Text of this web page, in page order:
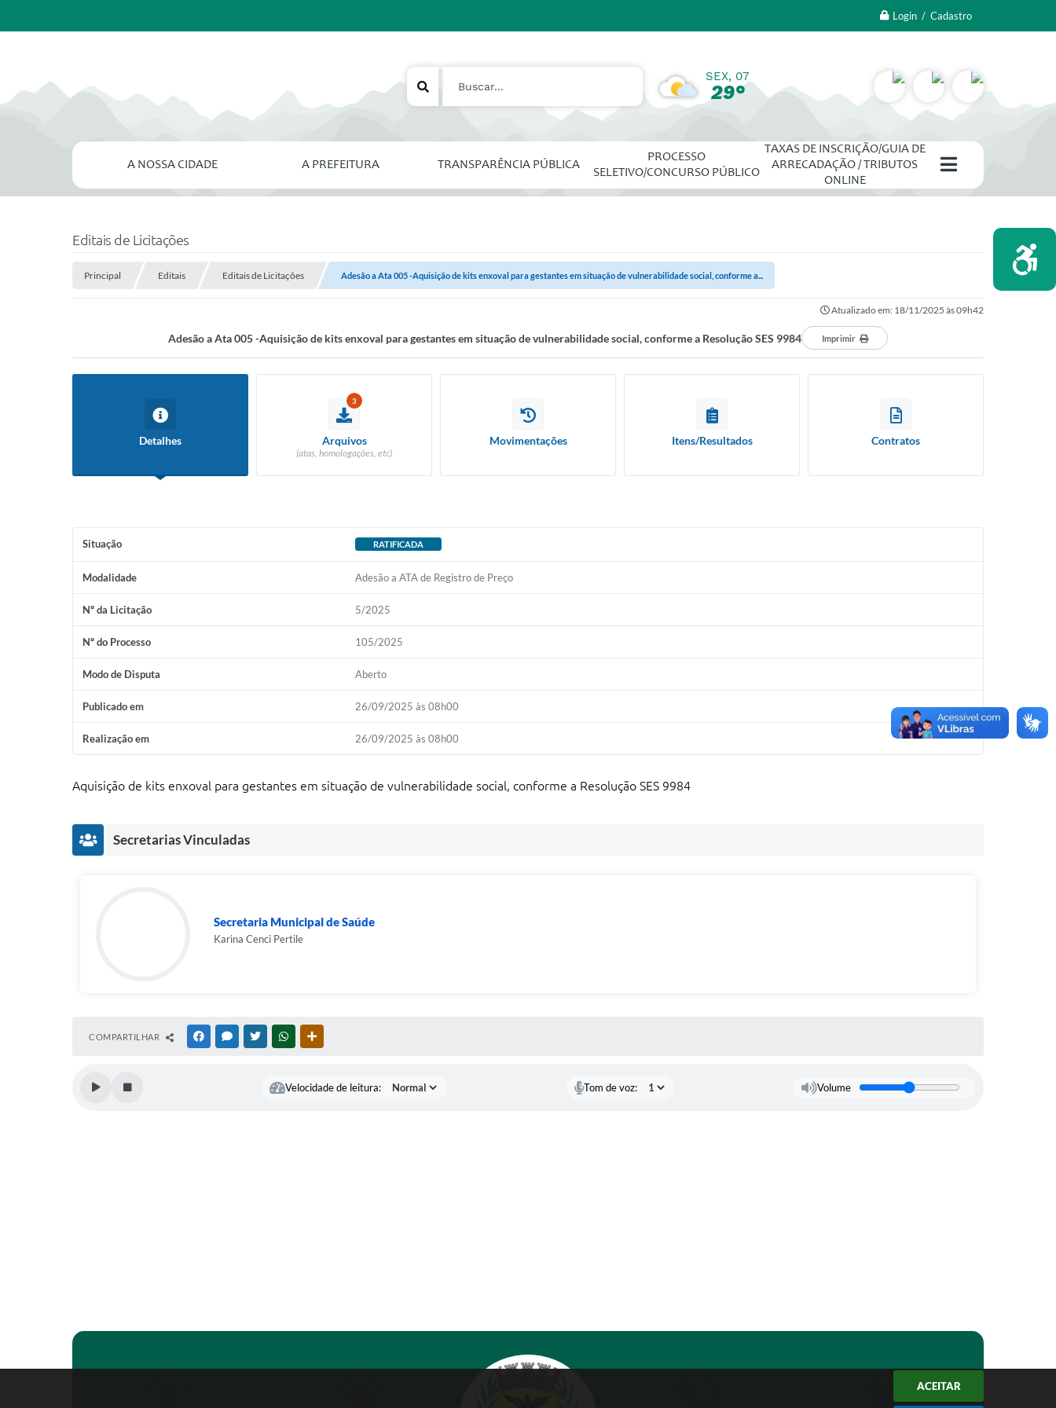
ACEITAR
Login / Cadastro
SEX, 07
29°
A NOSSA CIDADE A PREFEITURA TRANSPARÊNCIA PÚBLICA
PROCESSO
SELETIVO/CONCURSO PÚBLICO
TAXAS DE INSCRIÇÃO/GUIA DE
ARRECADAÇÃO / TRIBUTOS
ONLINE
Editais de Licitações
Principal Editais Editais de Licitações Adesão a Ata 005 -Aquisição de kits enxoval para gestantes em situação de vulnerabilidade social, conforme a...
Atualizado em: 18/11/2025 às 09h42
Adesão a Ata 005 -Aquisição de kits enxoval para gestantes em situação de vulnerabilidade social, conforme a Resolução SES 9984 Imprimir
Detalhes
3
Arquivos
(atas, homologações, etc)
Movimentações Itens/Resultados Contratos
Situação RATIFICADA
Modalidade Adesão a ATA de Registro de Preço
Nº da Licitação 5/2025
Nº do Processo 105/2025
Modo de Disputa Aberto
Publicado em 26/09/2025 às 08h00
Realização em 26/09/2025 às 08h00
Aquisição de kits enxoval para gestantes em situação de vulnerabilidade social, conforme a Resolução SES 9984
Secretarias Vinculadas
Secretaria Municipal de Saúde
Karina Cenci Pertile
COMPARTILHAR FACEBOOKMESSENGER
TWITTERWHATSAPP
Velocidade de leitura: Tom de voz: Volume